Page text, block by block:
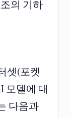
의 기하
셋(포켓
모델에 대
다음과